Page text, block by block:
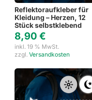
Reflektoraufkleber für
Kleidung – Herzen, 12
Stück selbstklebend
8,90 €
inkl. 19 % MwSt.
zzgl. Versandkosten